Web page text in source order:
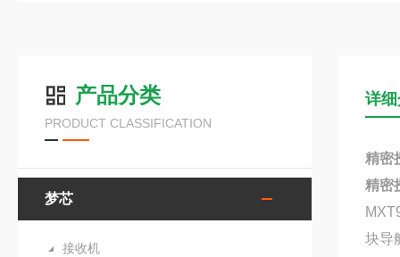
产品分类
PRODUCT CLASSIFICATION
梦芯
接收机
详
精密
精密
块导